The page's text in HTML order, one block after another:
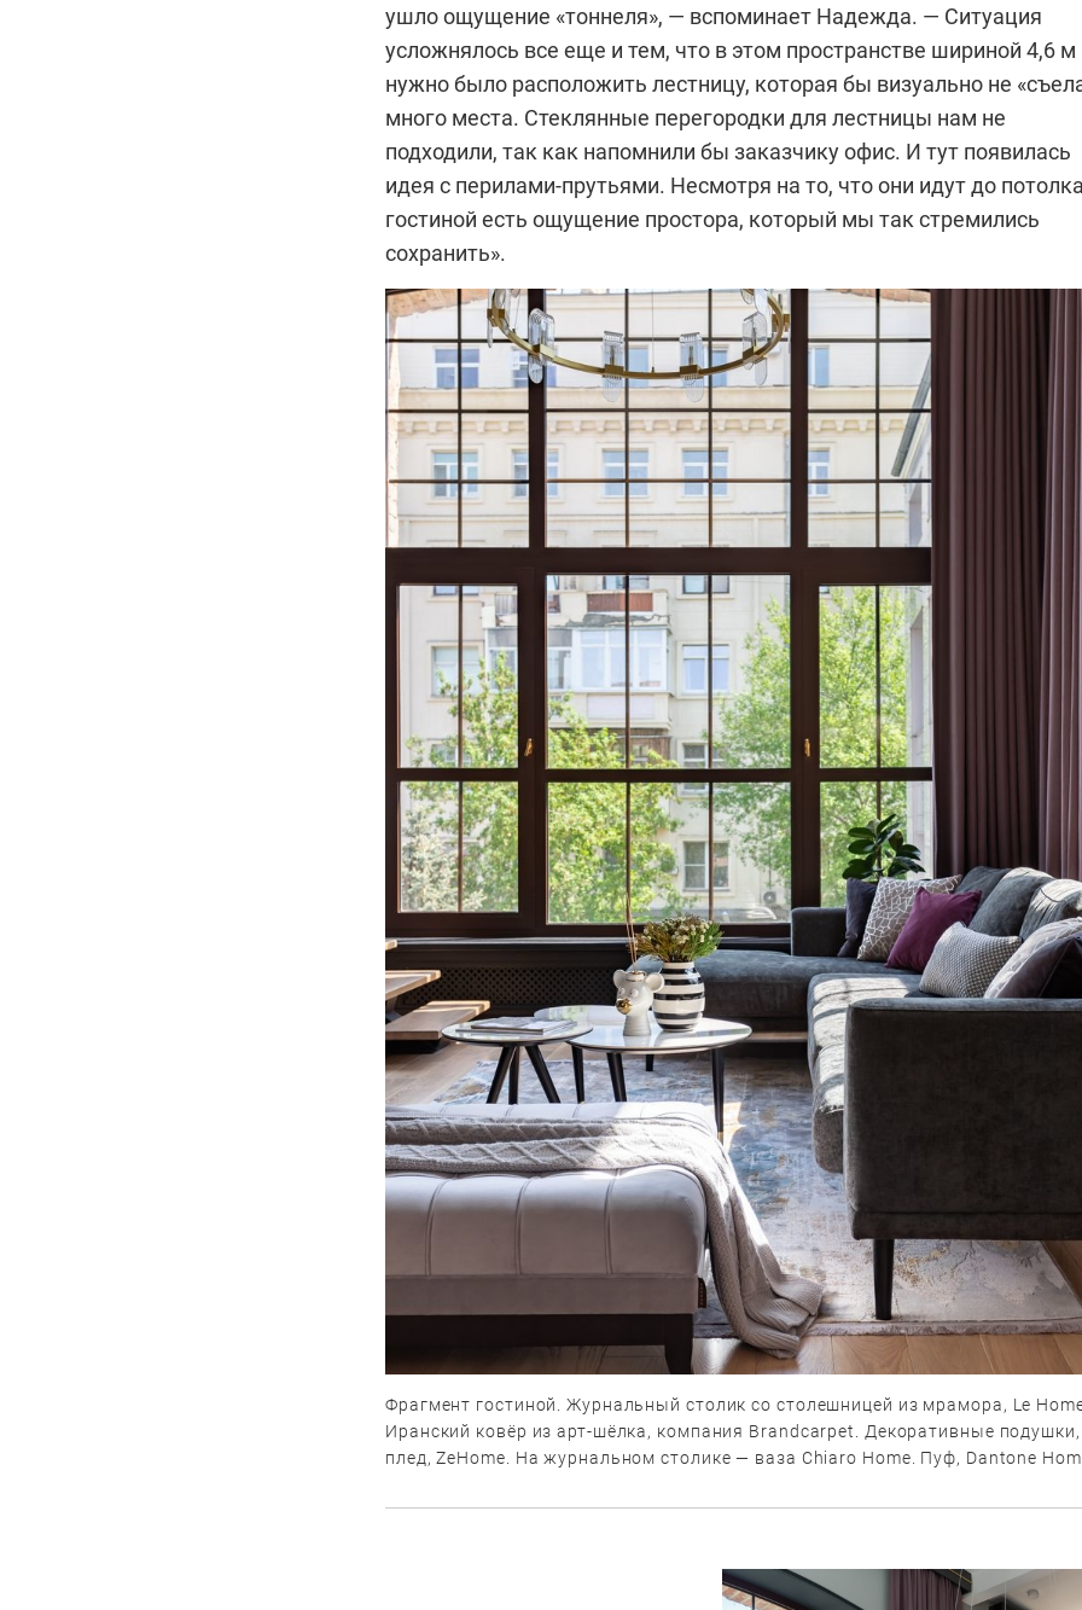
ушло ощущение «тоннеля», — вспоминает Надежда. — Ситуация
усложнялось все еще и тем, что в этом пространстве шириной 4,6 м
нужно было расположить лестницу, которая бы визуально не
много места. Стеклянные перегородки для лестницы нам не
подходили, так как напомнили бы заказчику офис. И тут появилась
идея с перилами-прутьями. Несмотря на то, что они идут до
гостиной есть ощущение простора, который мы так стремились
сохранить».
Фрагмент гостиной. Журнальный столик со столешницей из мрамора, Le
Иранский ковёр из арт-шёлка, компания Brandcarpet. Декоративные подушки,
плед, ZeHome. На журнальном столике — ваза Chiaro Home. Пуф, Dantone